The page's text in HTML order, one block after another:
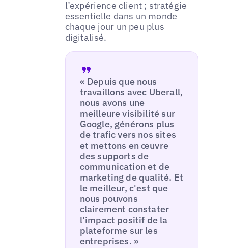
l’expérience client ; stratégie
essentielle dans un monde
chaque jour un peu plus
digitalisé.
« Depuis que nous
travaillons avec Uberall,
nous avons une
meilleure visibilité sur
Google, générons plus
de trafic vers nos sites
et mettons en œuvre
des supports de
communication et de
marketing de qualité. Et
le meilleur, c'est que
nous pouvons
clairement constater
l'impact positif de la
plateforme sur les
entreprises. »